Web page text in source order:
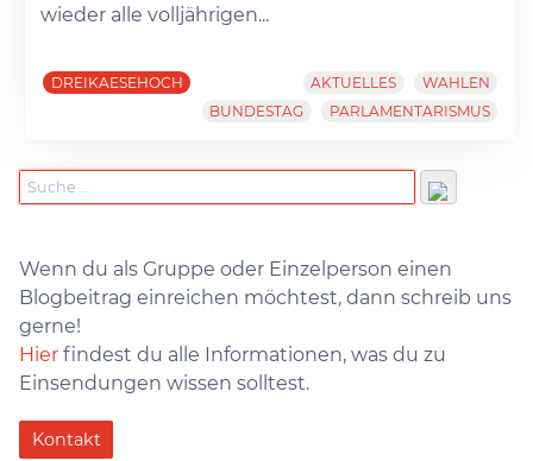
wieder alle volljährigen...
DREIKAESEHOCH AKTUELLES
WAHLEN
BUNDESTAG
PARLAMENTARISMUS
Wenn du als Gruppe oder Einzelperson einen
Blogbeitrag einreichen möchtest, dann schreib uns
gerne!
Hier findest du alle Informationen, was du zu
Einsendungen wissen solltest.
Kontakt